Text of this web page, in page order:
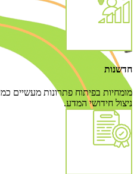
חדשנות
מומחיות בפיתוח פתרונות מעשיים
ניצול חידושי המדע.